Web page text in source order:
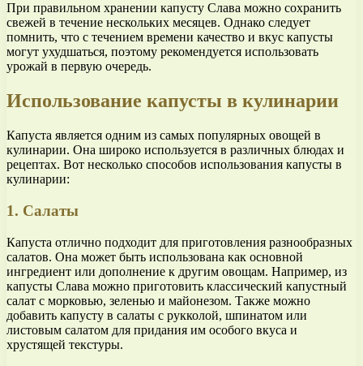
При правильном хранении капусту Слава можно сохранить
свежей в течение нескольких месяцев. Однако следует
помнить, что с течением времени качество и вкус капусты
могут ухудшаться, поэтому рекомендуется использовать
урожай в первую очередь.
Использование капусты в кулинарии
Капуста является одним из самых популярных овощей в
кулинарии. Она широко используется в различных блюдах и
рецептах. Вот несколько способов использования капусты в
кулинарии:
1. Салаты
Капуста отлично подходит для приготовления разнообразных
салатов. Она может быть использована как основной
ингредиент или дополнение к другим овощам. Например, из
капусты Слава можно приготовить классический капустный
салат с морковью, зеленью и майонезом. Также можно
добавить капусту в салаты с рукколой, шпинатом или
листовым салатом для придания им особого вкуса и
хрустящей текстуры.